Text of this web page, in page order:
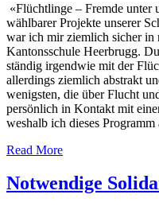
«Flüchtlinge – Fremde unter
wählbarer Projekte unserer
war ich mir ziemlich sicher in
Kantonsschule Heerbrugg.
ständig irgendwie mit der
allerdings ziemlich abstrakt
wenigsten, die über Flucht
persönlich in Kontakt mit
weshalb ich dieses Programm
Read More
Notwendige